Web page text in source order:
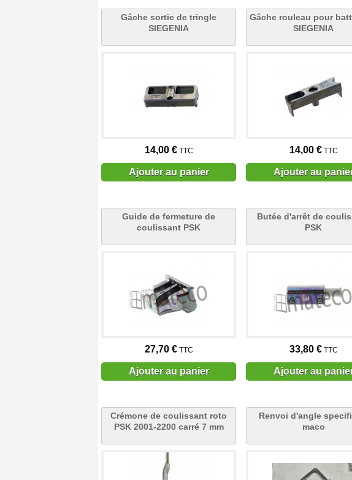
Gâche sortie de tringle
SIEGENIA
14,00 €TTC
Ajouter au panier
Gâche rouleau pour
SIEGENIA
14,00 €TTC
Ajouter au
Guide de fermeture de
coulissant PSK
27,70 €TTC
Ajouter au panier
Butée d'arrêt de
PSK
33,80 €TTC
Ajouter au
Crémone de coulissant roto
PSK 2001-2200 carré 7 mm
Renvoi d'angle
maco